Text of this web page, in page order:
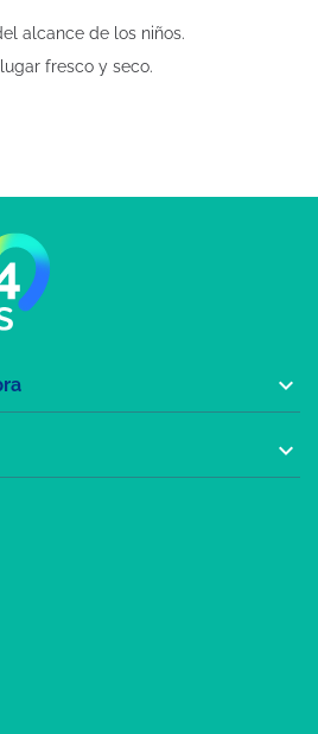
alcance de los niños.
fresco y seco.

